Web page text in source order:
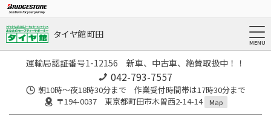
タイヤ館 町田
運輸局認証番号1-12156 新車、中古車、絶賛取扱中！！
042-793-7557
朝10時～夜18時30分まで 作業受付時間帯は17時30分まで
〒194-0037 東京都町田市木曽西2-14-14
Map